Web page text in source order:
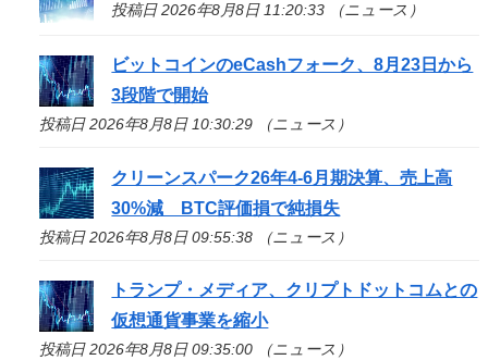
投稿日 2026年8月8日 11:20:33 （ニュース）
ビットコインのeCashフォーク、8月23日から
3段階で開始
投稿日 2026年8月8日 10:30:29 （ニュース）
クリーンスパーク26年4-6月期決算、売上高
30%減 BTC評価損で純損失
投稿日 2026年8月8日 09:55:38 （ニュース）
トランプ・メディア、クリプトドットコムとの
仮想通貨事業を縮小
投稿日 2026年8月8日 09:35:00 （ニュース）